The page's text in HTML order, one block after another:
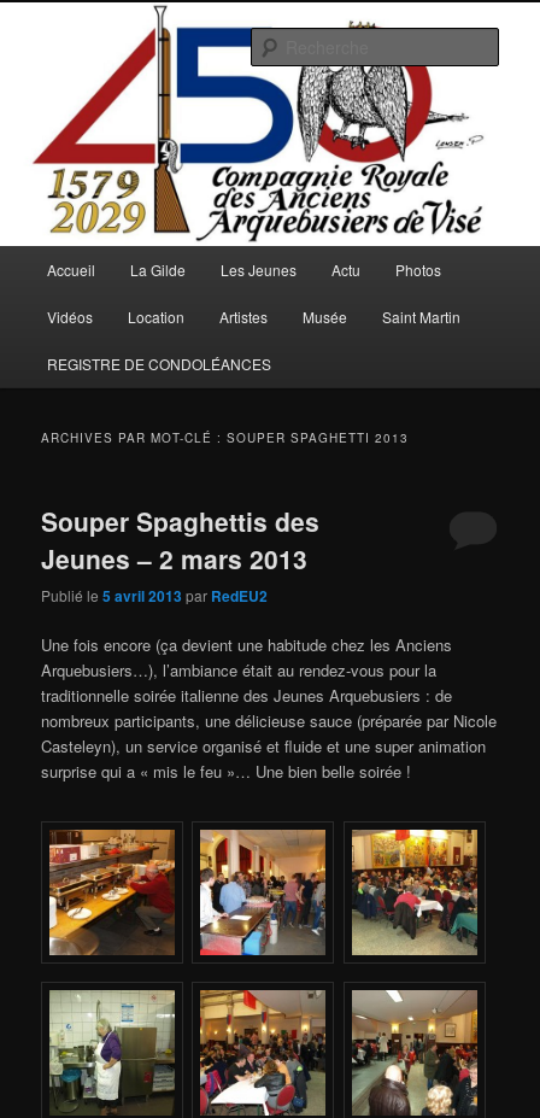
Arquebusiers.eu
Accueil La Gilde Les Jeunes Actu Photos
Vidéos Location Artistes Musée Saint Martin
REGISTRE DE CONDOLÉANCES
ARCHIVES PAR MOT-CLÉ :SOUPER SPAGHETTI 2013
Souper Spaghettis des
Jeunes – 2 mars 2013
Publié le5 avril 2013par RedEU2
Une fois encore (ça devient une habitude chez les Anciens
Arquebusiers…), l’ambiance était au rendez-vous pour la
traditionnelle soirée italienne des Jeunes Arquebusiers : de
nombreux participants, une délicieuse sauce (préparée par Nicole
Casteleyn), un service organisé et fluide et une super animation
surprise qui a « mis le feu »… Une bien belle soirée !